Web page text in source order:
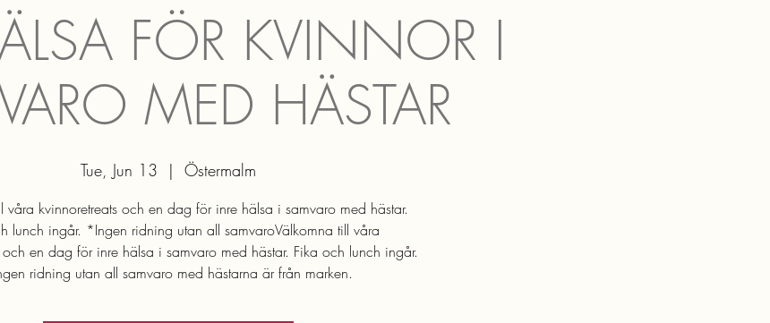
FÖR KVINNOR I
MED HÄSTAR
Tue, Jun 13
  |
Östermalm
våra kvinnoretreats och en dag för inre hälsa i samvaro med hästar.
lunch ingår. *Ingen ridning utan all samvaroVälkomna till våra
och en dag för inre hälsa i samvaro med hästar. Fika och lunch ingår.
ridning utan all samvaro med hästarna är från marken.